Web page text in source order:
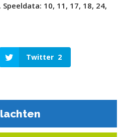
10, 11, 17, 18, 24,
Twitter 2